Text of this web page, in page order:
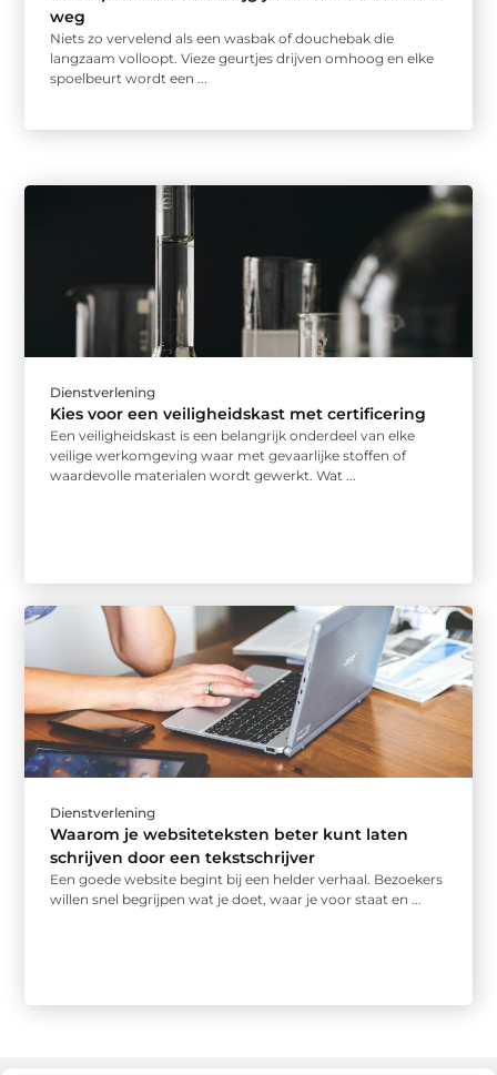
weg
Niets zo vervelend als een wasbak of douchebak die
langzaam volloopt. Vieze geurtjes drijven omhoog en elke
spoelbeurt wordt een ...
Dienstverlening
Kies voor een veiligheidskast met certificering
Een veiligheidskast is een belangrijk onderdeel van elke
veilige werkomgeving waar met gevaarlijke stoffen of
waardevolle materialen wordt gewerkt. Wat ...
Dienstverlening
Waarom je website­teksten beter kunt laten
schrijven door een tekstschrijver
Een goede website begint bij een helder verhaal. Bezoekers
willen snel begrijpen wat je doet, waar je voor staat en ...